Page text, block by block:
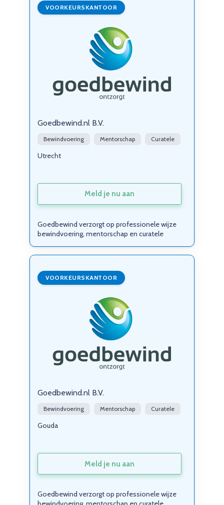
VOORKEURSKANTOOR
Goedbewind.nl B.V.
Bewindvoering Mentorschap Curatele
Utrecht
Meld je nu aan
Goedbewind verzorgt op professionele wijze
bewindvoering, mentorschap en curatele
VOORKEURSKANTOOR
Goedbewind.nl B.V.
Bewindvoering Mentorschap Curatele
Gouda
Meld je nu aan
Goedbewind verzorgt op professionele wijze